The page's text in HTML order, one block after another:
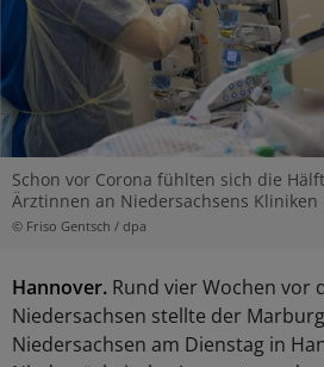
Schon vor Corona fühlten sich die
Ärztinnen an Niedersachsens
© Friso Gentsch / dpa
Hannover. Rund vier Wochen vor
Niedersachsen stellte der
Niedersachsen am Dienstag in